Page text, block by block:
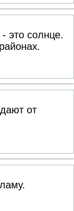
это солнце.
от